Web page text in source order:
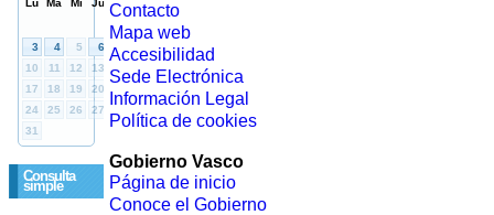
Consulta
simple
Contacto
Mapa web
Accesibilidad
Sede Electrónica
Información Legal
Política de cookies
Gobierno Vasco
Página de inicio
Conoce el Gobierno